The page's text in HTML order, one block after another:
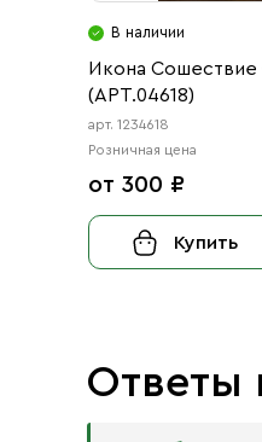
В наличии
Икона Сошествие
(АРТ.04618)
арт. 1234618
Розничная цена
от 300 ₽
Купить
Ответы